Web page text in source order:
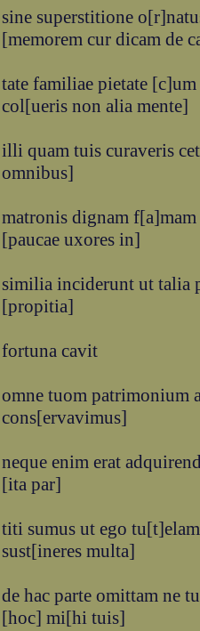
sine superstitione
[memorem cur dicam de
tate familiae pietate [c]um
col[ueris non alia mente]
illi quam tuis curaveris
omnibus]
matronis dignam
[paucae uxores in]
similia inciderunt ut talia
[propitia]
fortuna cavit
omne tuom patrimonium
cons[ervavimus]
neque enim erat
[ita par]
titi sumus ut ego
sust[ineres multa]
de hac parte omittam ne
[hoc] mi[hi tuis]